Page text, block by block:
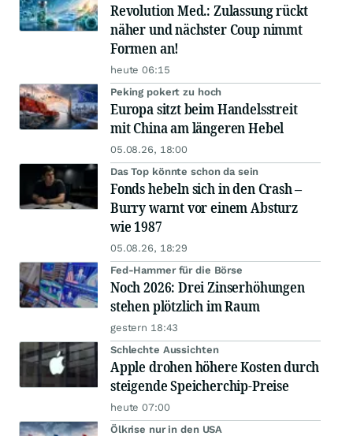
Revolution Med.: Zulassung rückt
näher und nächster Coup nimmt
Formen an!
heute 06:15
Peking pokert zu hoch
Europa sitzt beim Handelsstreit
mit China am längeren Hebel
05.08.26, 18:00
Das Top könnte schon da sein
Fonds hebeln sich in den Crash –
Burry warnt vor einem Absturz
wie 1987
05.08.26, 18:29
Fed-Hammer für die Börse
Noch 2026: Drei Zinserhöhungen
stehen plötzlich im Raum
gestern 18:43
Schlechte Aussichten
Apple drohen höhere Kosten durch
steigende Speicherchip-Preise
heute 07:00
Ölkrise nur in den USA